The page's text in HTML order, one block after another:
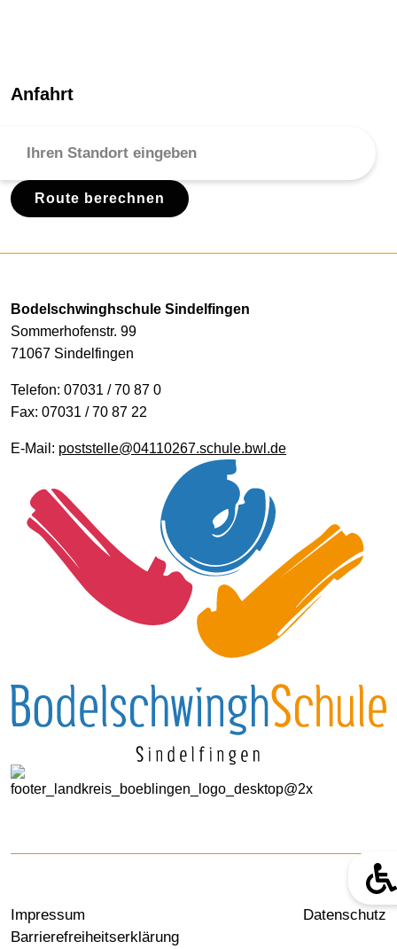
Anfahrt
Route berechnen
Bodelschwinghschule Sindelfingen
Sommerhofenstr. 99
71067 Sindelfingen
Telefon: 07031 / 70 87 0
Fax: 07031 / 70 87 22
E-Mail: poststelle@04110267.schule.bwl.de
Impressum
Datenschutz
Barrierefreiheitserklärung